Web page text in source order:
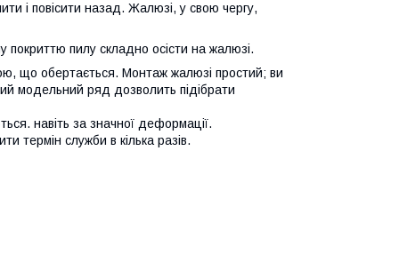
і повісити назад. Жалюзі, у свою чергу,
пилу складно осісти на жалюзі.
що обертається. Монтаж жалюзі простий; ви
модельний ряд дозволить підібрати
навіть за значної деформації.
термін служби в кілька разів.